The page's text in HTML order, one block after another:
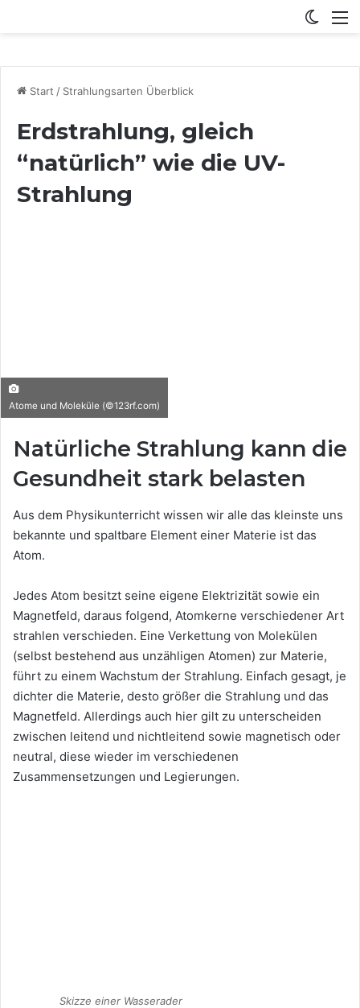
Start / Strahlungsarten Überblick
Erdstrahlung, gleich
“natürlich” wie die UV-
Strahlung
Atome und Moleküle (©123rf.com)
Natürliche Strahlung kann die
Gesundheit stark belasten
Aus dem Physikunterricht wissen wir alle das kleinste uns
bekannte und spaltbare Element einer Materie ist das
Atom.
Jedes Atom besitzt seine eigene Elektrizität sowie ein
Magnetfeld, daraus folgend, Atomkerne verschiedener Art
strahlen verschieden. Eine Verkettung von Molekülen
(selbst bestehend aus unzähligen Atomen) zur Materie,
führt zu einem Wachstum der Strahlung. Einfach gesagt, je
dichter die Materie, desto größer die Strahlung und das
Magnetfeld. Allerdings auch hier gilt zu unterscheiden
zwischen leitend und nichtleitend sowie magnetisch oder
neutral, diese wieder im verschiedenen
Zusammensetzungen und Legierungen.
Skizze einer Wasserader